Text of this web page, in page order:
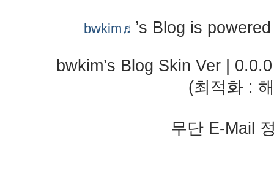
bwkim♬ ’s Blog is
bwkim’s Blog Skin Ver |
(최적화 :
무단 E-Mail